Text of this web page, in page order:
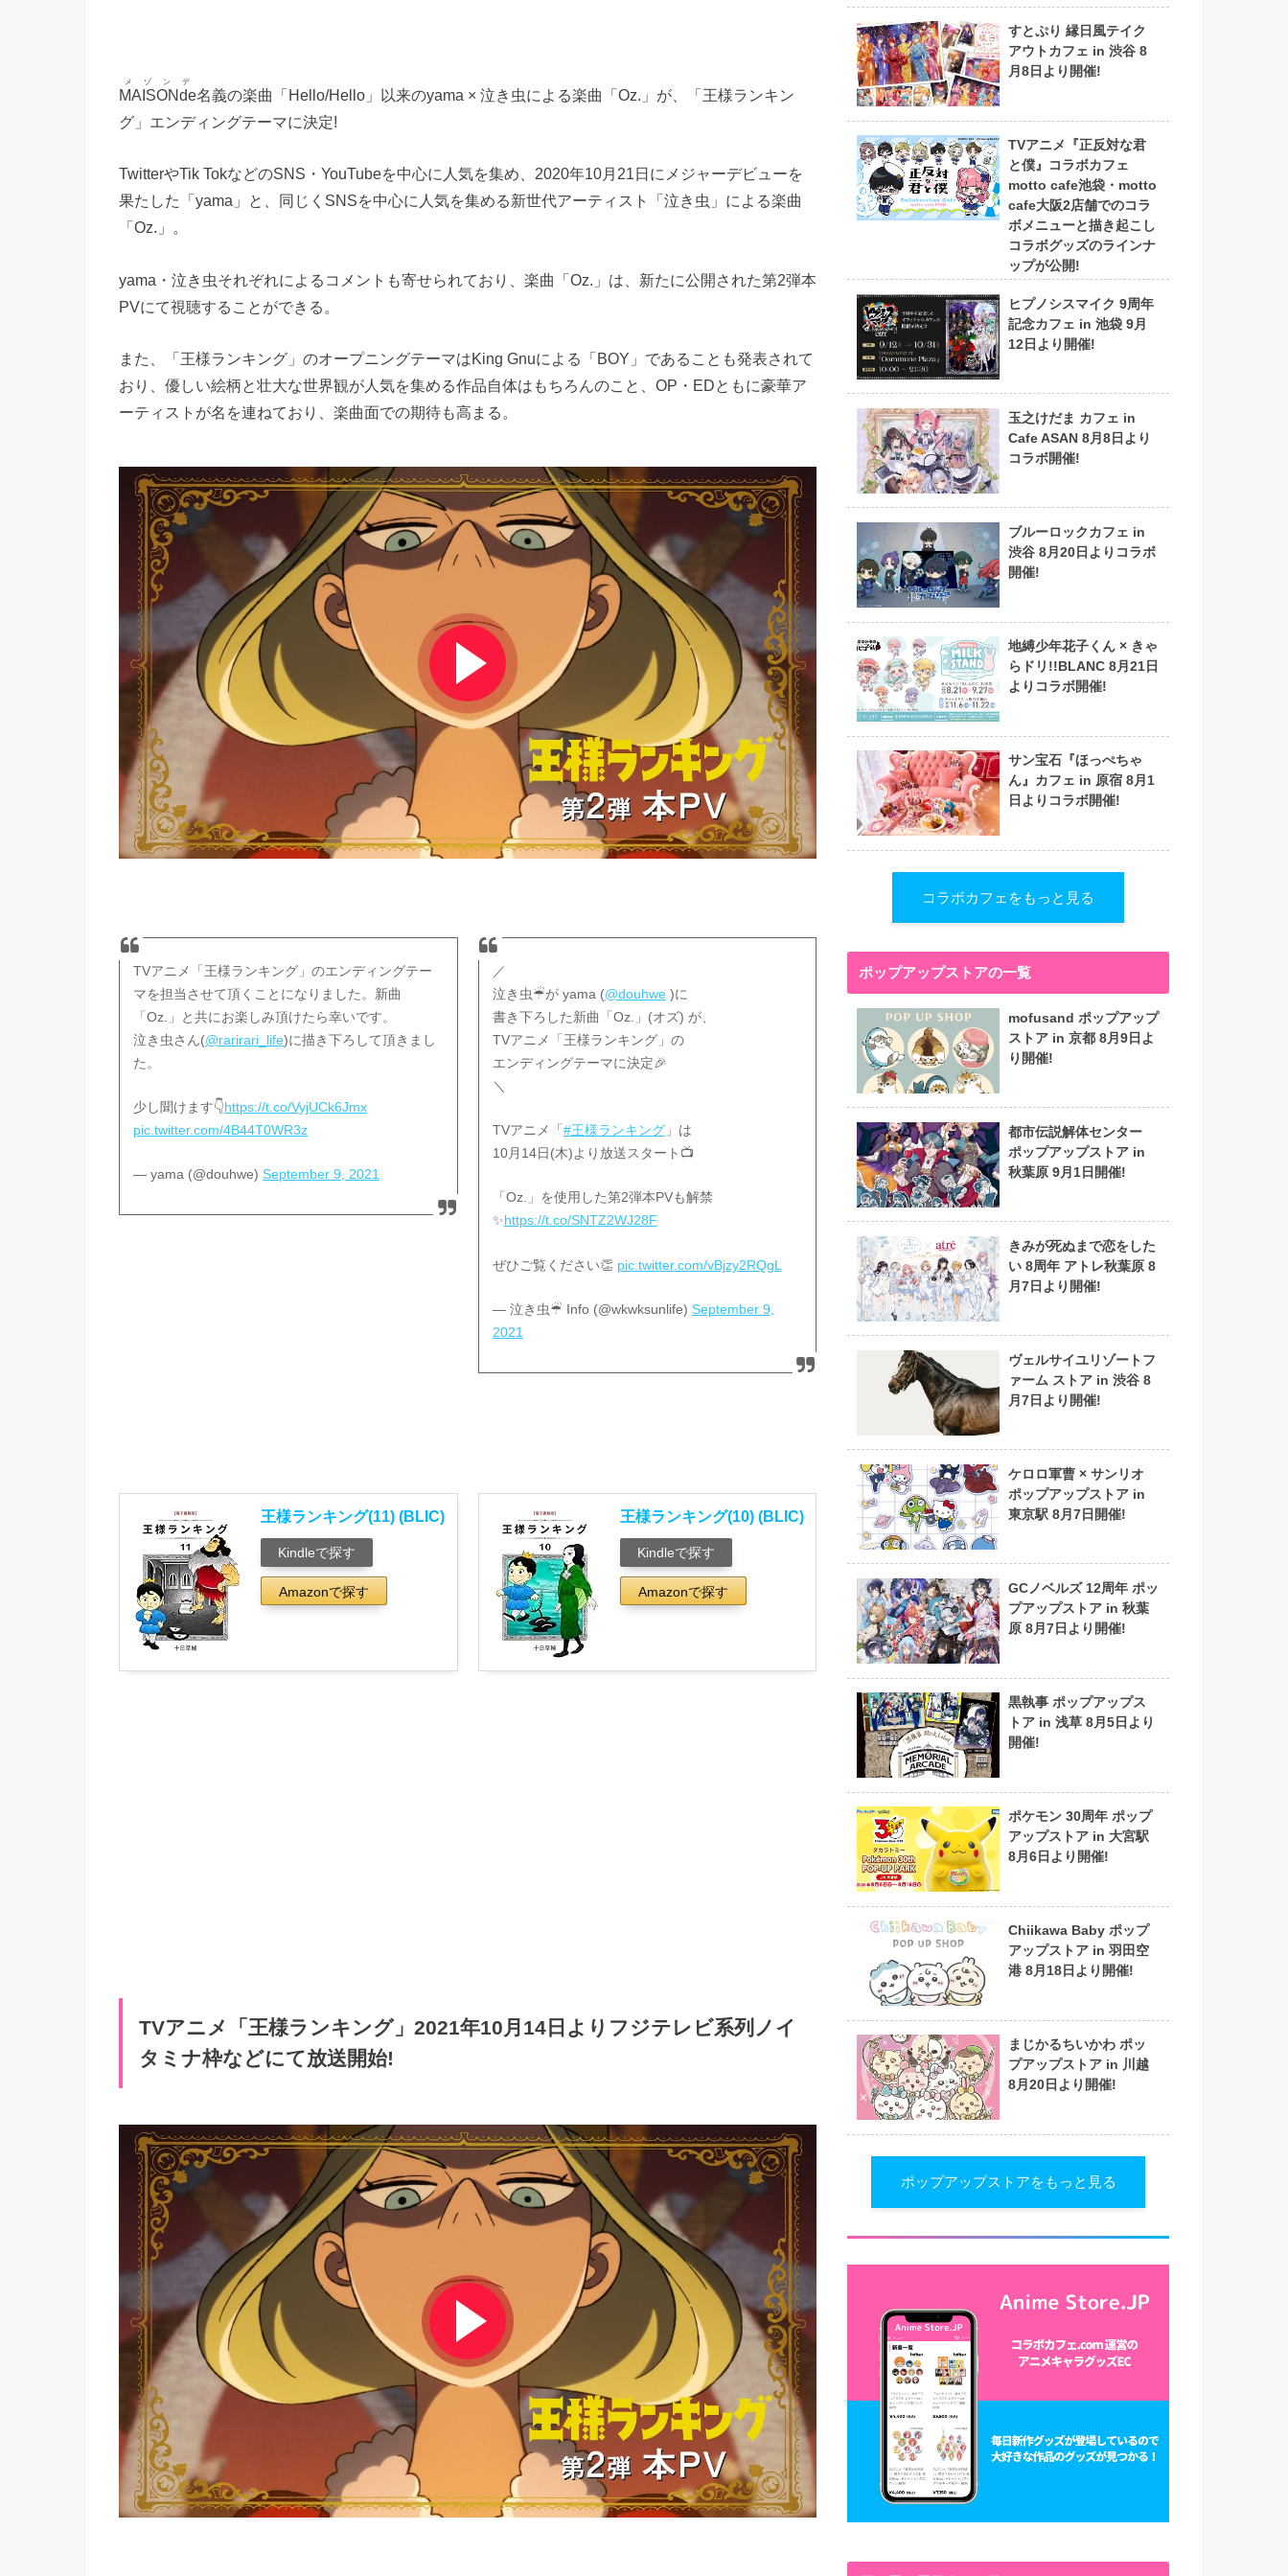
MAISONde
メゾンデ
名義の楽曲「Hello/Hello」以来のyama × 泣き虫による楽曲「Oz.」が、「王様ランキン
グ」エンディングテーマに決定!
TwitterやTik TokなどのSNS・YouTubeを中心に人気を集め、2020年10月21日にメジャーデビューを
果たした「yama」と、同じくSNSを中心に人気を集める新世代アーティスト「泣き虫」による楽曲
「Oz.」。
yama・泣き虫それぞれによるコメントも寄せられており、楽曲「Oz.」は、新たに公開された第2弾本
PVにて視聴することができる。
また、「王様ランキング」のオープニングテーマはKing Gnuによる「BOY」であることも発表されて
おり、優しい絵柄と壮大な世界観が人気を集める作品自体はもちろんのこと、OP・EDともに豪華ア
ーティストが名を連ねており、楽曲面での期待も高まる。
TVアニメ「王様ランキング」のエンディングテー
マを担当させて頂くことになりました。新曲
「Oz.」と共にお楽しみ頂けたら幸いです。
泣き虫さん(@rarirari_life)に描き下ろして頂きまし
た。
少し聞けます👇️https://t.co/VyjUCk6Jmx
pic.twitter.com/4B44T0WR3z
— yama (@douhwe)September 9, 2021
／
泣き虫☔︎が yama (@douhwe)に
書き下ろした新曲「Oz.」(オズ) が、
TVアニメ「王様ランキング」の
エンディングテーマに決定🎉
＼
TVアニメ「 #王様ランキング」は
10月14日(木)より放送スタート📺
「Oz.」を使用した第2弾本PVも解禁
✨https://t.co/SNTZ2WJ28F
ぜひご覧ください👏 pic.twitter.com/vBjzy2RQgL
— 泣き虫☔︎ Info (@wkwksunlife) September 9,
2021
王様ランキング(11) (BLIC)
Kindleで探す
Amazonで探す
王様ランキング(10) (BLIC)
Kindleで探す
Amazonで探す
TVアニメ「王様ランキング」2021年10月14日よりフジテレビ系列ノイ
タミナ枠などにて放送開始!
すとぷり 縁日風テイク
アウトカフェ in 渋谷 8
月8日より開催!
TVアニメ『正反対な君
と僕』コラボカフェ
motto cafe池袋・motto
cafe大阪2店舗でのコラ
ボメニューと描き起こし
コラボグッズのラインナ
ップが公開!
ヒプノシスマイク 9周年
記念カフェ in 池袋 9月
12日より開催!
玉之けだま カフェ in
Cafe ASAN 8月8日より
コラボ開催!
ブルーロックカフェ in
渋谷 8月20日よりコラボ
開催!
地縛少年花子くん × きゃ
らドリ!!BLANC 8月21日
よりコラボ開催!
サン宝石『ほっぺちゃ
ん』カフェ in 原宿 8月1
日よりコラボ開催!
コラボカフェをもっと見る
ポップアップストアの一覧
mofusand ポップアップ
ストア in 京都 8月9日よ
り開催!
都市伝説解体センター
ポップアップストア in
秋葉原 9月1日開催!
きみが死ぬまで恋をした
い 8周年 アトレ秋葉原 8
月7日より開催!
ヴェルサイユリゾートフ
ァーム ストア in 渋谷 8
月7日より開催!
ケロロ軍曹 × サンリオ
ポップアップストア in
東京駅 8月7日開催!
GCノベルズ 12周年 ポッ
プアップストア in 秋葉
原 8月7日より開催!
黒執事 ポップアップス
トア in 浅草 8月5日より
開催!
ポケモン 30周年 ポップ
アップストア in 大宮駅
8月6日より開催!
Chiikawa Baby ポップ
アップストア in 羽田空
港 8月18日より開催!
まじかるちいかわ ポッ
プアップストア in 川越
8月20日より開催!
ポップアップストアをもっと見る